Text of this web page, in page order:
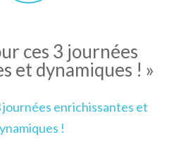
ces 3 journées
et dynamiques ! »
enrichissantes et
!